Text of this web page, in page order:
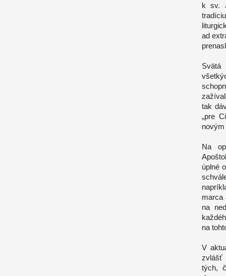
k sv.
ad
tak
„pre
Na
úplné
marca
na
na
V
zvlášť
tých,